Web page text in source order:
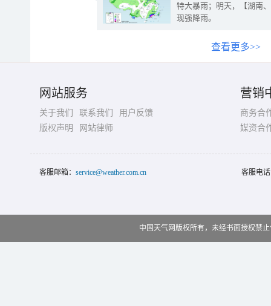
特大暴雨；明天，【湖南
现强降雨。
查看更多>>
网站服务
关于我们 联系我们
用户反馈
版权声明
网站律师
营销
商务合
媒资合
客服邮箱： service@weather.com.cn 客服电
中国天气网版权所有，未经书面授权